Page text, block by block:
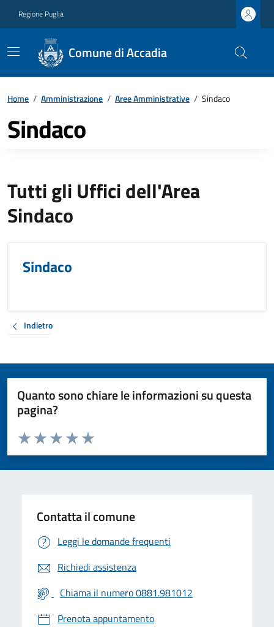
Regione Puglia
Comune di Accadia
Home / Amministrazione / Aree Amministrative / Sindaco
Sindaco
Tutti gli Uffici dell'Area
Sindaco
Sindaco
Indietro
Quanto sono chiare le informazioni su questa
pagina?
Valuta da 1 a 5 stelle la pagina
Valuta 5 stelle su 5
Valuta 4 stelle su 5
Valuta 3 stelle su 5
Valuta 2 stelle su 5
Valuta 1 stelle su 5
Contatta il comune
Leggi le domande frequenti
Richiedi assistenza
Chiama il numero 0881.981012
Prenota appuntamento